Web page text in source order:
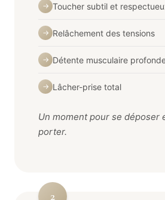
→ Toucher subtil et
→ Relâchement des tensions
→ Détente musculaire
→ Lâcher-prise total
Un moment pour se déposer
porter.
2